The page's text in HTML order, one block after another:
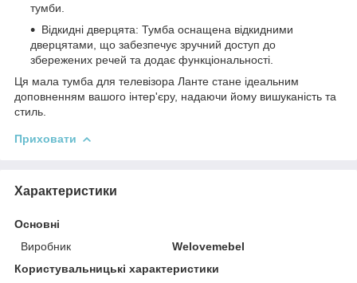
тумби.
Відкидні дверцята: Тумба оснащена відкидними
дверцятами, що забезпечує зручний доступ до
збережених речей та додає функціональності.
Ця мала тумба для телевізора Ланте стане ідеальним
доповненням вашого інтер'єру, надаючи йому вишуканість та
стиль.
Приховати
Характеристики
Основні
Виробник
Welovemebel
Користувальницькі характеристики